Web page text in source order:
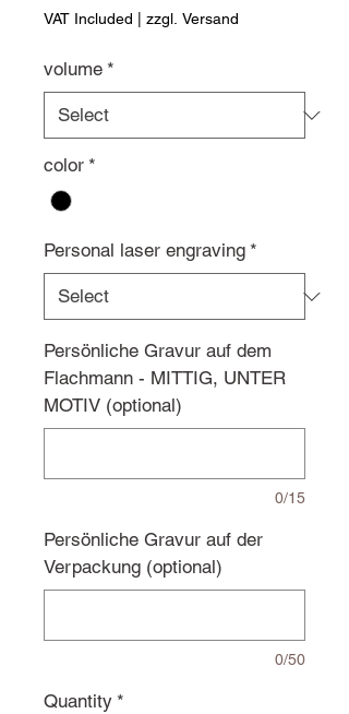
VAT Included zzgl. Versand
volume *
color *
Personal laser engraving *
Persönliche Gravur auf dem
Flachmann - MITTIG, UNTER
MOTIV (optional)
0/15
Persönliche Gravur auf der
Verpackung (optional)
0/50
Quantity *